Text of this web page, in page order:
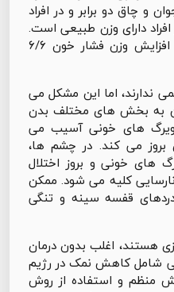
و چاق دو برابر و در افراد
از افراد دارای وزن طبیعی است.
در مردان به ازای هر ۱۰ درصد افزایش وزن فشار خون ۶/۶
ندارند، اما این مشکل می
به بخش های مختلف بدن
های خونی آسیب می
بروز می کند. در چشم ها،
های خونی و بروز اختلال
کلیه می شود. ممکن
قفسه سینه و تنگی
هستند، اغلب بدون درمان
شامل کاهش نمک در رژیم
منظم و استفاده از روش